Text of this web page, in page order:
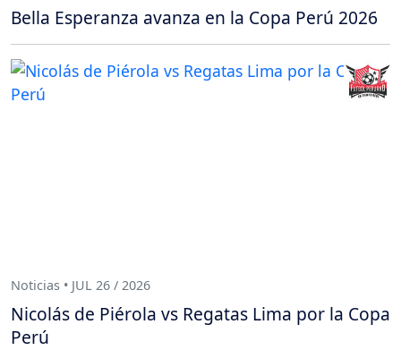
Bella Esperanza avanza en la Copa Perú 2026
Noticias • JUL 26 / 2026
Nicolás de Piérola vs Regatas Lima por la Copa
Perú